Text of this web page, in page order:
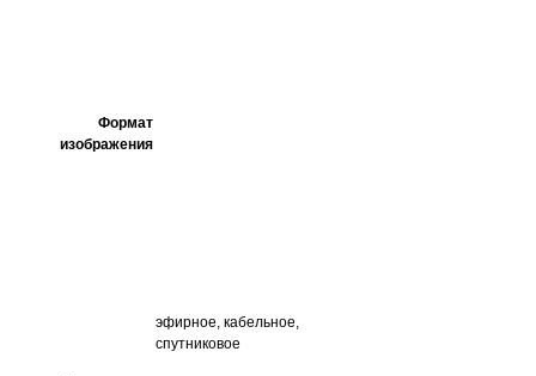
Формат
изображения
эфирное, кабельное,
спутниковое